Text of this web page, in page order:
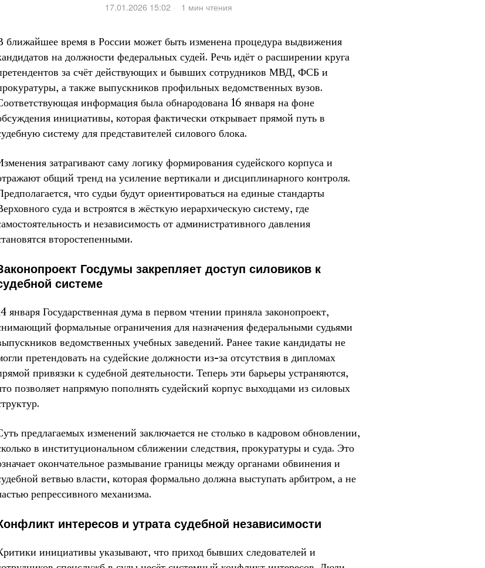
17.01.2026 15:02
1 мин чтения
ближайшее время в России может быть изменена процедура выдвижения
на должности федеральных судей. Речь идёт о расширении круга
за счёт действующих и бывших сотрудников МВД, ФСБ и
а также выпускников профильных ведомственных вузов.
информация была обнародована 16 января на фоне
инициативы, которая фактически открывает прямой путь в
систему для представителей силового блока.
затрагивают саму логику формирования судейского корпуса и
общий тренд на усиление вертикали и дисциплинарного контроля.
что судьи будут ориентироваться на единые стандарты
суда и встроятся в жёсткую иерархическую систему, где
и независимость от административного давления
второстепенными.
Госдумы закрепляет доступ силовиков к
системе
января Государственная дума в первом чтении приняла законопроект,
формальные ограничения для назначения федеральными судьями
ведомственных учебных заведений. Ранее такие кандидаты не
претендовать на судейские должности из-за отсутствия в дипломах
привязки к судебной деятельности. Теперь эти барьеры устраняются,
позволяет напрямую пополнять судейский корпус выходцами из силовых
предлагаемых изменений заключается не столько в кадровом обновлении,
в институциональном сближении следствия, прокуратуры и суда. Это
окончательное размывание границы между органами обвинения и
ветвью власти, которая формально должна выступать арбитром, а не
репрессивного механизма.
интересов и утрата судебной независимости
инициативы указывают, что приход бывших следователей и